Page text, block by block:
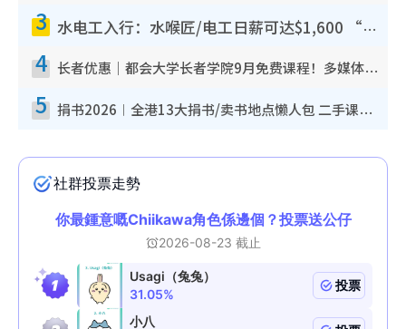
3 水电工入行：水喉匠/电工日薪可达$1,600 “铁饭碗”职业难被AI取代！附薪酬参考+入行考牌路径
4 长者优惠｜都会大学长者学院9月免费课程！多媒体/微电影创作/网络安全 附报名方法教学
5 捐书2026︱全港13大捐书/卖书地点懒人包 二手课本最高$150＋旧书换免费咖啡/戏票